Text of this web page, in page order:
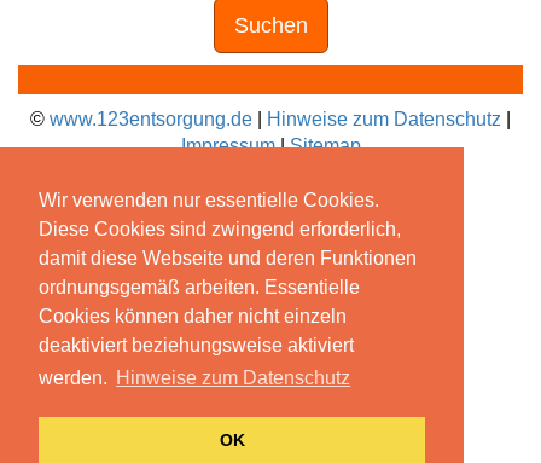
Wir verwenden nur essentielle Cookies.
Diese Cookies sind zwingend erforderlich,
damit diese Webseite und deren Funktionen
ordnungsgemäß arbeiten. Essentielle
Cookies können daher nicht einzeln
deaktiviert beziehungsweise aktiviert
werden. Hinweise zum Datenschutz
OK
Suchen
© www.123entsorgung.de Hinweise zum Datenschutz
Impressum|Sitemap